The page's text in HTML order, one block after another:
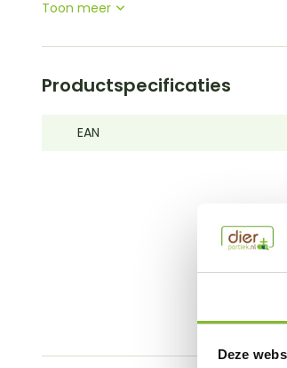
Deze
Toon meer
Productspecificaties
EAN